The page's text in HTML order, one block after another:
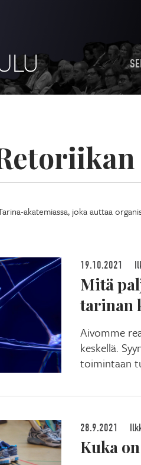
akatemiassa, joka auttaa
19.10.2021
Mitä
tarinan
Aivomme
keskellä.
toimintaan
28.9.2021
Kuka